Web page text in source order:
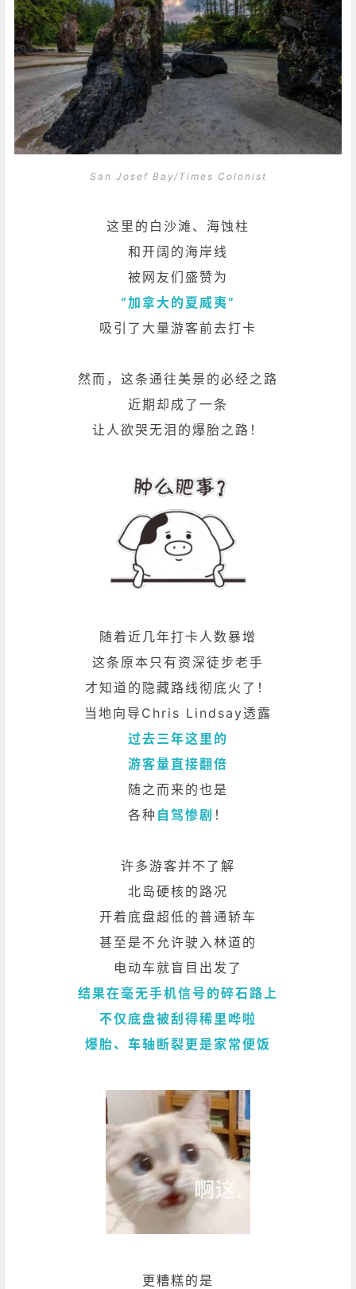
San Josef Bay/Times Colonist
这里的白沙滩、海蚀柱
和开阔的海岸线
被网友们盛赞为
“加拿大的夏威夷”
吸引了大量游客前去打卡
然而，这条通往美景的必经之路
近期却成了一条
让人欲哭无泪的爆胎之路！
随着近几年打卡人数暴增
这条原本只有资深徒步老手
才知道的隐藏路线彻底火了！
当地向导Chris Lindsay透露
过去三年这里的
游客量直接翻倍
随之而来的也是
各种 自驾惨剧 ！
许多游客并不了解
北岛硬核的路况
开着底盘超低的普通轿车
甚至是不允许驶入林道的
电动车就盲目出发了
结果在毫无手机信号的碎石路上
不仅底盘被刮得稀里哗啦
爆胎、车轴断裂更是家常便饭
更糟糕的是